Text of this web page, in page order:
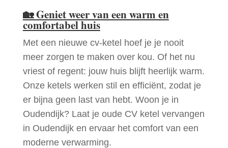
🏡Geniet weer van een warm en
comfortabel huis
Met een nieuwe cv-ketel hoef je je nooit
meer zorgen te maken over kou. Of het nu
vriest of regent: jouw huis blijft heerlijk warm.
Onze ketels werken stil en efficiënt, zodat je
er bijna geen last van hebt. Woon je in
Oudendijk? Laat je oude CV ketel vervangen
in Oudendijk en ervaar het comfort van een
moderne verwarming.